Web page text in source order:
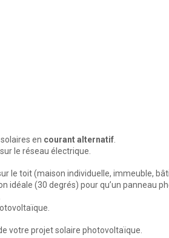
en courant alternatif.
le réseau électrique.
le toit (maison individuelle, immeuble,
idéale (30 degrés) pour qu’un
votre projet solaire photovoltaïque.